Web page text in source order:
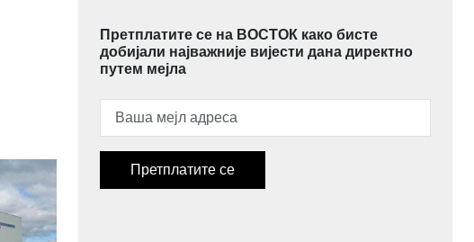
Претплатите се на ВОСТОК како бисте
добијали најважније вијести дана директно
путем мејла
Претплатите се